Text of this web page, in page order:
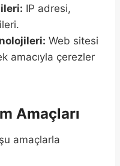
IP adresi,
Web sitesi
amacıyla çerezler
Amaçları
amaçlarla